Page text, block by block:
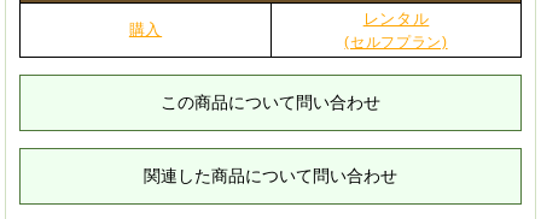
購入
レンタル
(セルフプラン)
この商品について問い合わせ
関連した商品について問い合わせ